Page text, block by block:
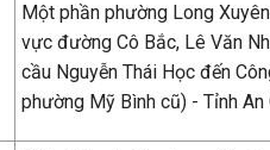
Một phần phường Long
vực đường Cô Bắc, Lê Văn
cầu Nguyễn Thái Học đến
phường Mỹ Bình cũ) - Tỉnh An